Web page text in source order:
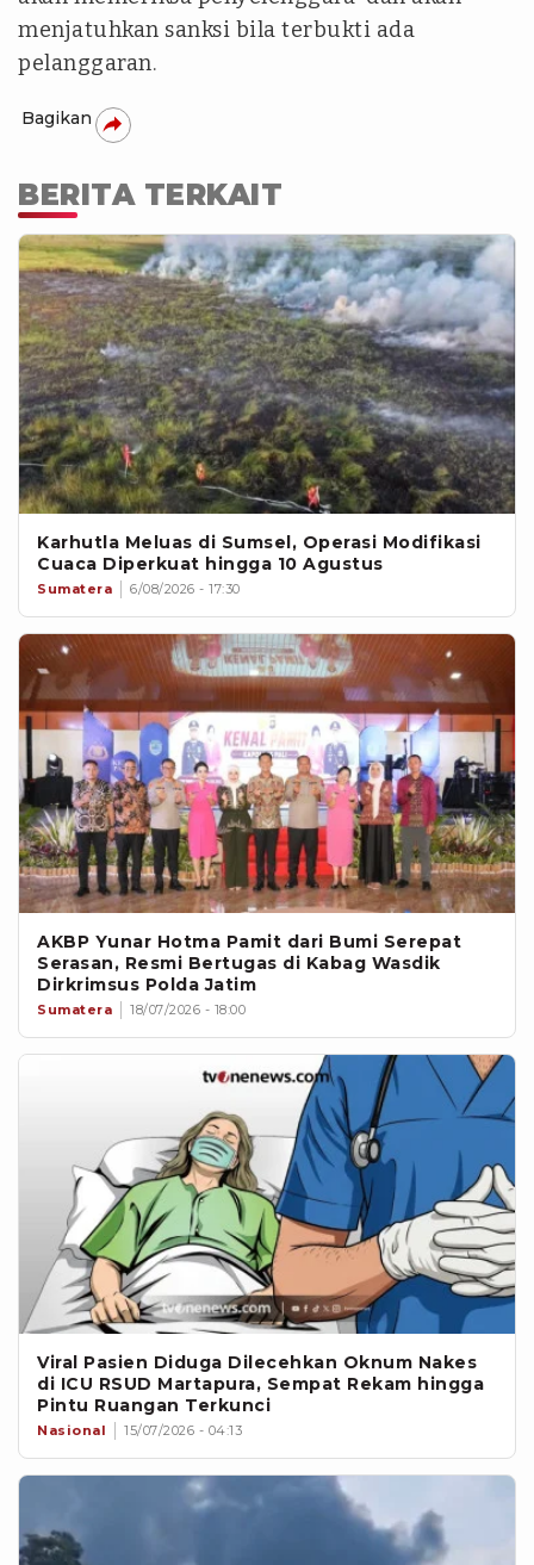
menjatuhkan sanksi bila terbukti ada
pelanggaran.
Bagikan
BERITA TERKAIT
Karhutla Meluas di Sumsel, Operasi Modifikasi
Cuaca Diperkuat hingga 10 Agustus
Sumatera 6/08/2026 - 17:30
AKBP Yunar Hotma Pamit dari Bumi Serepat
Serasan, Resmi Bertugas di Kabag Wasdik
Dirkrimsus Polda Jatim
Sumatera 18/07/2026 - 18:00
Viral Pasien Diduga Dilecehkan Oknum Nakes
di ICU RSUD Martapura, Sempat Rekam hingga
Pintu Ruangan Terkunci
Nasional 15/07/2026 - 04:13